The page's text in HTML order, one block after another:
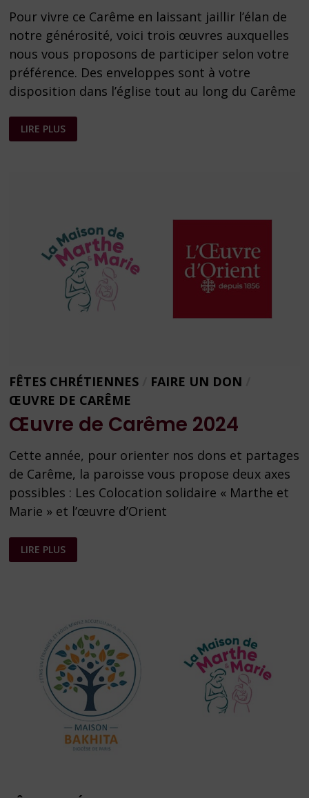
Pour vivre ce Carême en laissant jaillir l’élan de
notre générosité, voici trois œuvres auxquelles
nous vous proposons de participer selon votre
préférence. Des enveloppes sont à votre
disposition dans l’église tout au long du Carême
OFFRANDES
DE
CARÊME
LIRE PLUS
FÊTES CHRÉTIENNES FAIRE UN DON
ŒUVRE DE CARÊME
Œuvre de Carême 2024
Cette année, pour orienter nos dons et partages
de Carême, la paroisse vous propose deux axes
possibles : Les Colocation solidaire « Marthe et
Marie » et l’œuvre d’Orient
ŒUVRE
DE
CARÊME
LIRE PLUS